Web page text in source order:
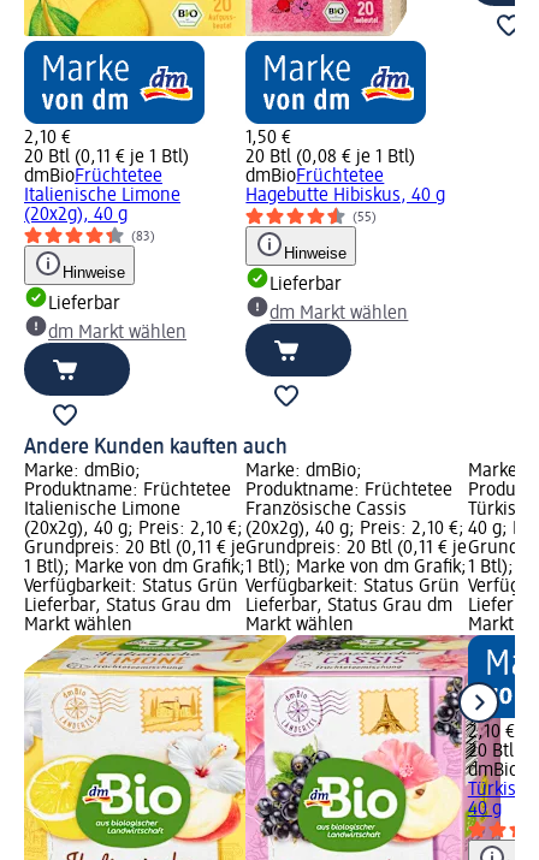
2,10 €
20 Btl (0,11 € je 1 Btl)
dmBioFrüchtetee
Italienische Limone
(20x2g), 40 g
(83)
Hinweise
Lieferbar
dm Markt wählen
1,50 €
20 Btl (0,08 € je 1 Btl)
dmBioFrüchtetee
Hagebutte Hibiskus, 40 g
(55)
Hinweise
Lieferbar
dm Markt wählen
Andere Kunden kauften auch
Marke: dmBio;
Produktname: Früchtetee
Italienische Limone
(20x2g), 40 g; Preis: 2,10 €;
Grundpreis: 20 Btl (0,11 € je
1 Btl); Marke von dm Grafik;
Verfügbarkeit: Status Grün
Lieferbar, Status Grau dm
Markt wählen
Marke: dmBio;
Produktname: Früchtetee
Französische Cassis
(20x2g), 40 g; Preis: 2,10 €;
Grundpreis: 20 Btl (0,11 € je
1 Btl); Marke von dm Grafik;
Verfügbarkeit: Status Grün
Lieferbar, Status Grau dm
Markt wählen
Marke:
40 g;
1 Btl);
Markt
2,10 €
20 Btl
dmBio
40 g